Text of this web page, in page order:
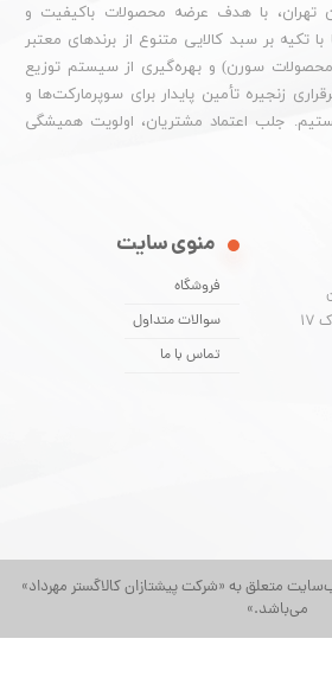
متعلق به «شرکت پیشتازان کالاگستر مهرداد»
می‌باشد.»
تهران، با هدف عرضه محصولات باکیفیت و
بر سبد کالایی متنوع از برندهای معتبر
سورن) و بهره‌گیری از سیستم توزیع
زنجیره تأمین پایدار برای سوپرمارکت‌ها و
جلب اعتماد مشتریان، اولویت همیشگی
منوی سایت
فروشگاه
سوالات متداول
تماس با ما